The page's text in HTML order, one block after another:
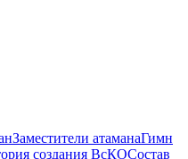
Заместители атаманаГимн
создания ВсКОСостав